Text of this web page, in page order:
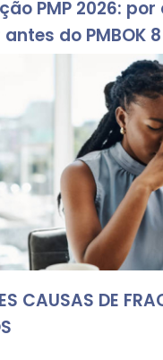
PMP 2026: por
do PMBOK 8
CAUSAS DE